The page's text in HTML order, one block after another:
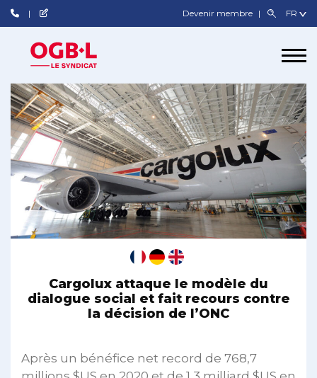
Devenir membre
Cargolux attaque le modèle du
dialogue social et fait recours contre
la décision de l’ONC
Après un bénéfice net record de 768,7